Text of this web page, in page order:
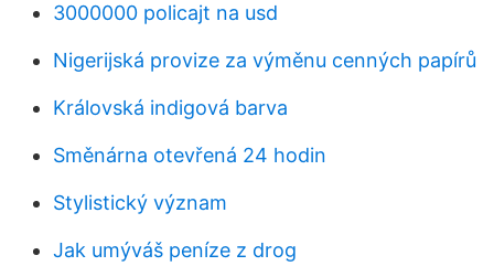
3000000 policajt na usd
Nigerijská provize za výměnu cenných papírů
Královská indigová barva
Směnárna otevřená 24 hodin
Stylistický význam
Jak umýváš peníze z drog